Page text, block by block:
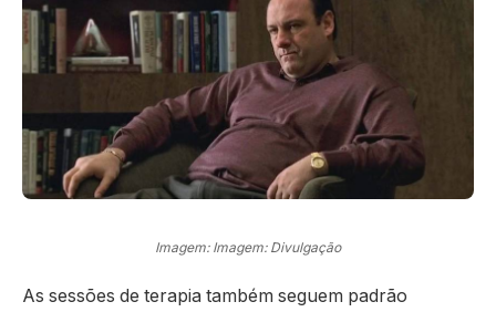
Imagem: Imagem: Divulgação
As sessões de terapia também seguem padrão